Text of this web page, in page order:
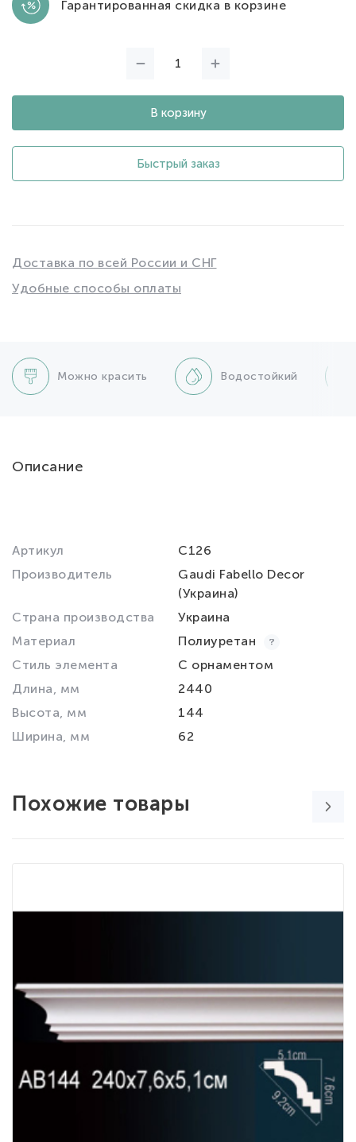
Гарантированная скидка в корзине
В корзину
Быстрый заказ
Доставка по всей России и СНГ
Удобные способы оплаты
Можно красить Водостойкий
Описание
Артикул
C126
Производитель
Gaudi Fabello Decor
(Украина)
Страна производства
Украина
Материал
Полиуретан
Стиль элемента
С орнаментом
Длина, мм
2440
Высота, мм
144
Ширина, мм
62
Похожие товары